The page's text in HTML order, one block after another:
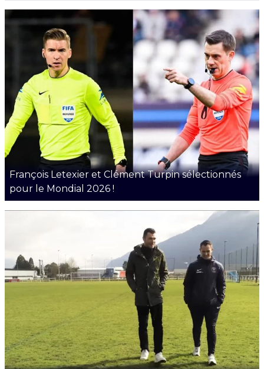
François Letexier et Clément Turpin sélectionnés
pour le Mondial 2026 !